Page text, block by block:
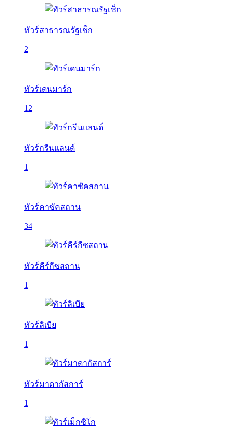
ทัวร์สาธารณรัฐเช็ก
2
ทัวร์เดนมาร์ก
12
ทัวร์กรีนแลนด์
1
ทัวร์คาซัคสถาน
34
ทัวร์คีร์กีซสถาน
1
ทัวร์ลิเบีย
1
ทัวร์มาดากัสการ์
1